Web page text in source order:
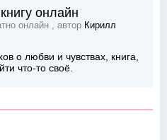
онлайн
онлайн , автор Кирилл
о любви и чувствах, книга,
что-то своё.